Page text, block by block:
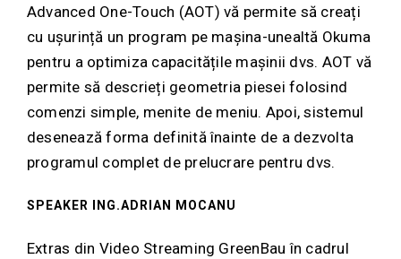
Advanced One-Touch (AOT) vă permite să creați
cu ușurință un program pe mașina-unealtă Okuma
pentru a optimiza capacitățile mașinii dvs. AOT vă
permite să descrieți geometria piesei folosind
comenzi simple, menite de meniu. Apoi, sistemul
desenează forma definită înainte de a dezvolta
programul complet de prelucrare pentru dvs.
SPEAKER ING.ADRIAN MOCANU
Extras din Video Streaming GreenBau în cadrul